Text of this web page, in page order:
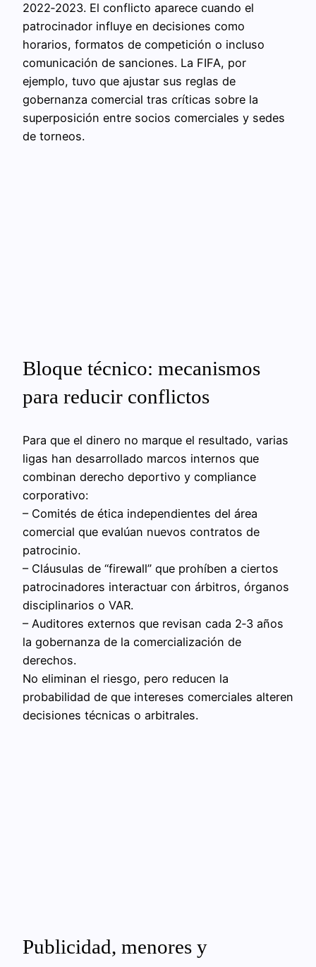
2022‑2023. El conflicto aparece cuando el
patrocinador influye en decisiones como
horarios, formatos de competición o incluso
comunicación de sanciones. La FIFA, por
ejemplo, tuvo que ajustar sus reglas de
gobernanza comercial tras críticas sobre la
superposición entre socios comerciales y sedes
de torneos.
Bloque técnico: mecanismos
para reducir conflictos
Para que el dinero no marque el resultado, varias
ligas han desarrollado marcos internos que
combinan derecho deportivo y compliance
corporativo:
– Comités de ética independientes del área
comercial que evalúan nuevos contratos de
patrocinio.
– Cláusulas de “firewall” que prohíben a ciertos
patrocinadores interactuar con árbitros, órganos
disciplinarios o VAR.
– Auditores externos que revisan cada 2‑3 años
la gobernanza de la comercialización de
derechos.
No eliminan el riesgo, pero reducen la
probabilidad de que intereses comerciales alteren
decisiones técnicas o arbitrales.
Publicidad, menores y